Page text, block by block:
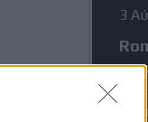
3